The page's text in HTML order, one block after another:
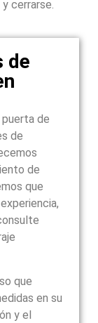
cerrarse.
de
de
de
de
que
que
en su
y el